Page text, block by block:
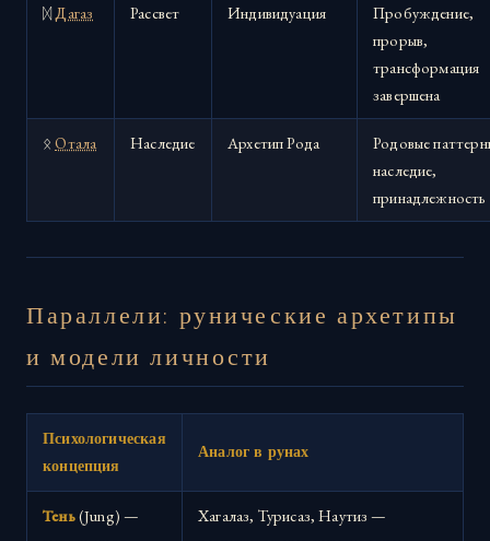
ᛞ Дагаз Рассвет Индивидуация
Пробуждение,
прорыв,
трансформация
завершена
ᛟОтала Наследие Архетип Рода
Родовые
наследие,
принадлежность
Параллели: рунические архетипы
и модели личности
Психологическая
концепция
Аналог в рунах
Тень(Jung) —
Хагалаз, Турисаз, Наутиз —